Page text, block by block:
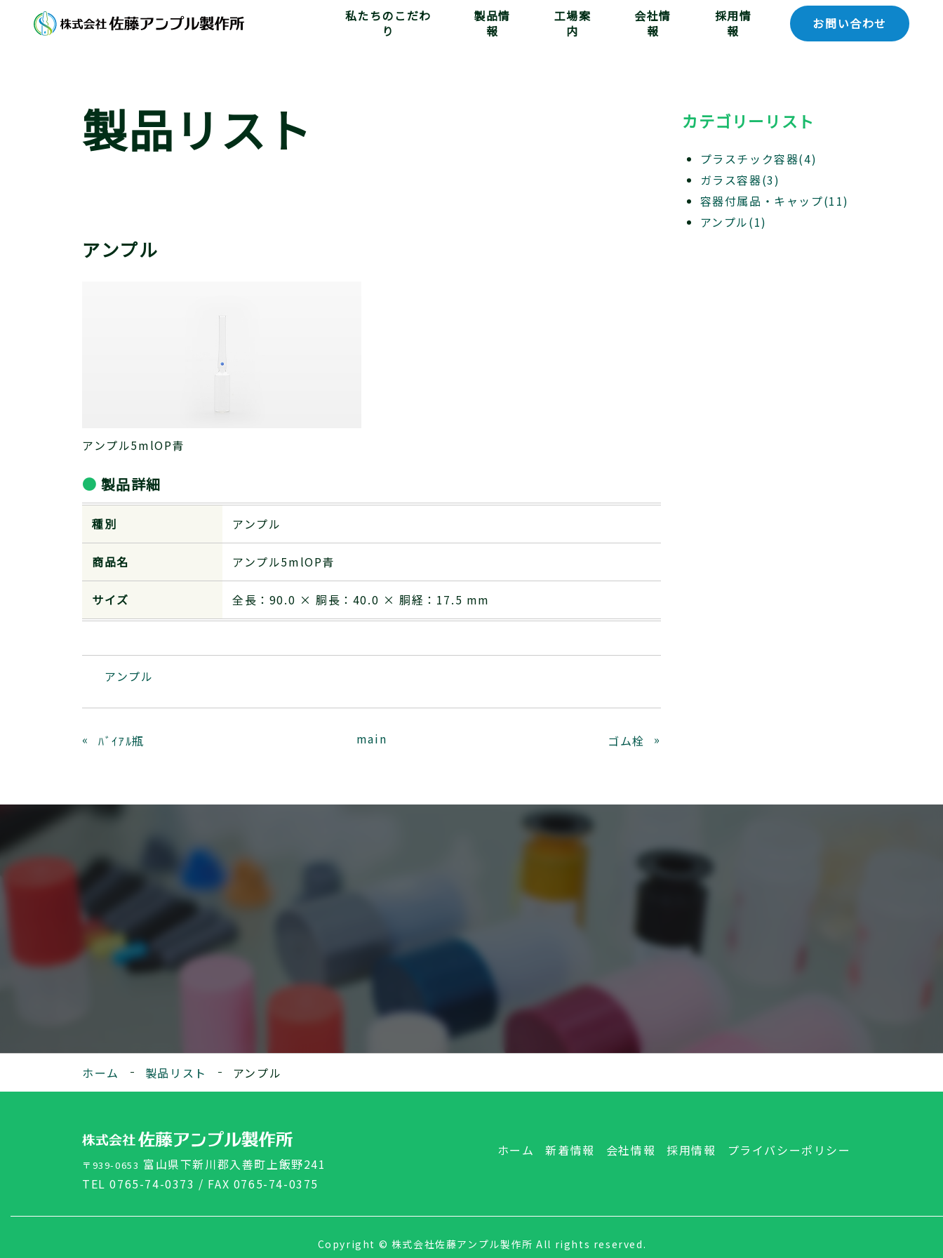
私たちのこだわ
り
製品情
報
工場案
内
会社情
報
採用情
報
お問い合わせ
製品リスト
アンプル
アンプル5mlOP青
製品詳細
種別 アンプル
商品名 アンプル5mlOP青
サイズ 全長：90.0 × 胴長：40.0 × 胴経：17.5 mm
アンプル
« ﾊﾞｲｱﾙ瓶 main ゴム栓 »
カテゴリーリスト
プラスチック容器(4)
ガラス容器(3)
容器付属品・キャップ(11)
アンプル(1)
相談、ご質問は気軽にお問い合わせください。
0765-74-0373
ホーム 製品リスト アンプル
〒939-0653 富山県下新川郡入善町上飯野241
TEL 0765-74-0373 / FAX 0765-74-0375
ホーム 新着情報 会社情報 採用情報 プライバシーポリシー
Copyright © 株式会社佐藤アンプル製作所 All rights reserved.